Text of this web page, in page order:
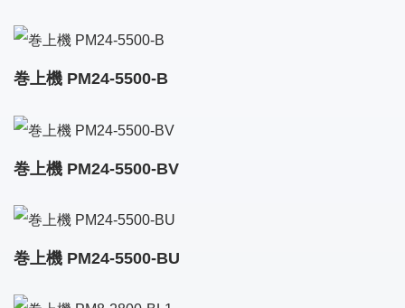
巻上機 PM24-5500-B
巻上機 PM24-5500-BV
巻上機 PM24-5500-BU